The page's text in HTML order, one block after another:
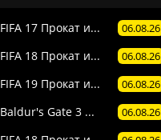
FIFA 17 Прокат и... 06.08.26
FIFA 18 Прокат и... 06.08.26
FIFA 19 Прокат и... 06.08.26
Baldur's Gate 3 ... 06.08.26